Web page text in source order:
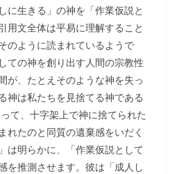
に生きる」の神を「作業仮説と
用文全体は平易に理解すること
のように読まれているようで
ての神を創り出す人間の宗教性
が、たとえそのような神を失っ
神は私たちを見捨てる神である
て、十字架上で神に捨てられた
れたのと同質の遺棄感をいだく
は明らかに、「作業仮説として
を推測させます。彼は「成人し